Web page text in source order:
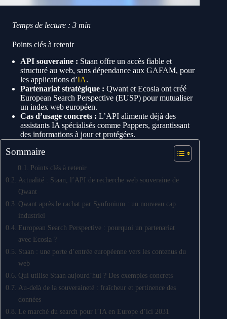
Temps de lecture : 3 min
Points clés à retenir
API souveraine : Staan offre un accès fiable et
structuré au web, sans dépendance aux GAFAM, pour
les applications d’IA.
Partenariat stratégique : Qwant et Ecosia ont créé
European Search Perspective (EUSP) pour mutualiser
un index web européen.
Cas d’usage concrets : L’API alimente déjà des
assistants IA spécialisés comme Pappers, garantissant
des informations à jour et protégées.
Sommaire
Points clés à retenir
Actualité : Staan, l’API de recherche web souveraine de
Qwant
Qwant après le rachat par Synfonium : un nouveau cap
industriel
European Search Perspective : pourquoi un partenariat
avec Ecosia ?
Staan : une porte d’entrée européenne vers les contenus du
web
Qui utilise Staan aujourd’hui ? Des exemples concrets
Au-delà de la souveraineté : fraîcheur et pertinence des
données
Le marché du search pour l’IA en Europe d’ici 2031